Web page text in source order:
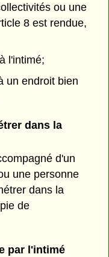
ou une
8 est rendue,
l'intimé;
un endroit bien
dans la
d'un
une personne
dans la
de
par l'intimé